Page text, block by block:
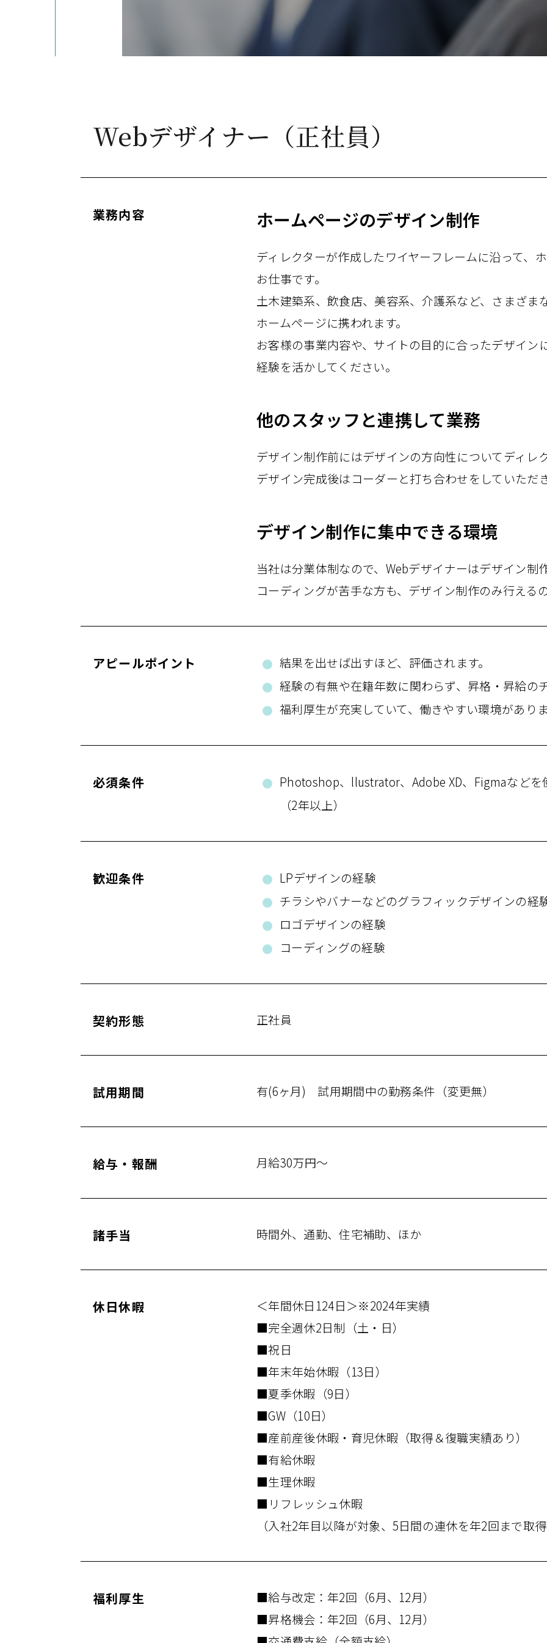
Webデザイナー（正社員）
業務内容 ホームページの​デザイン制作
ディレクターが​作成した​ワイヤーフレームに​沿って、​
お仕事です。
土木建築系、​飲食店、​美容系、​介護系など、​さまざま
ホームページに​携われます。
お客様の​事業内容や、​サイトの​目的に​合った​デザイン
経験を​活かしてください。
他の​スタッフと​連携して​業務
デザイン制作前には​デザインの​方​向性に​ついて​ディレ
デザイン完成後は​コーダーと​打ち合わせを​していただ
デザイン制作に​集中できる​環境
当社は​分業体制なので、​Webデザイナーは​デザイン制
コーディングが​苦手な​方も、​デザイン制作のみ​行える
アピールポイント
結果を​​出せば出すほど、​​評価されます。
経験の​​有無や​​在籍年数に​​関わらず、​​昇格・昇給の​​
福利厚生が​充実していて、​働きやすい​環境が​あり
必須条件
Photoshop、​llustrator、​Adobe XD、​Figmaなど
（2年以上）
歓迎条件
LPデザインの​経験
チラシや​バナーなどの​グラフィックデザインの​経
ロゴデザインの​経験
コーディングの​経験
契約形態 正社員
試用期間 有(6ヶ月) 試用期間中の​勤務条件​（変更無）
給与・報酬 月給30万円〜
諸手当 時間外、​通勤、​住宅補助、​ほか
休日休暇
＜年間​休日124日＞※2024年実績
■完全週​​休2日制​（土・​日）
■祝日
■年末年始休暇​（13日）
■夏季休暇​（9日）
■GW​（10日）
■産前産後休暇・育児休暇​（取得＆復職実績​あり）
■有給休暇
■生理休暇
■リフレッシュ休暇
（入社2年目以降が​​対象、​​5日間の​​連休を​​年2回まで​​取
福利厚生
■給与改定：年2回​（6月、​​12月）
■昇格機会​：年2回​（6月、​​12月）